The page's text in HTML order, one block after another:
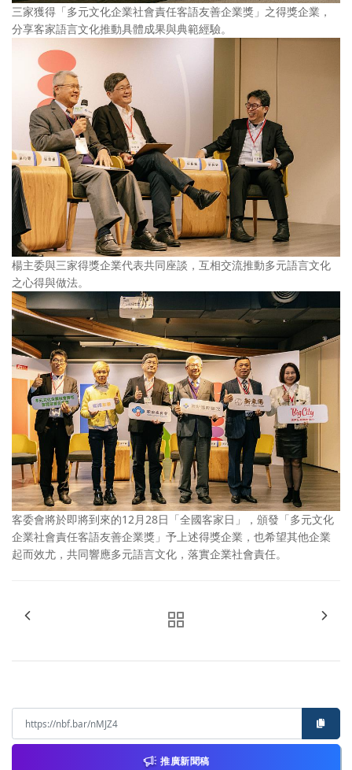
三家獲得「多元文化企業社會責任客語友善企業獎」之得獎企業，
分享客家語言文化推動具體成果與典範經驗。
楊主委與三家得獎企業代表共同座談，互相交流推動多元語言文化
之心得與做法。
客委會將於即將到來的12月28日「全國客家日」，頒發「多元文化
企業社會責任客語友善企業獎」予上述得獎企業，也希望其他企業
起而效尤，共同響應多元語言文化，落實企業社會責任。
推廣新聞稿